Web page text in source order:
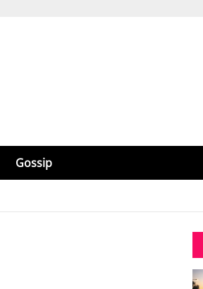
Gossip